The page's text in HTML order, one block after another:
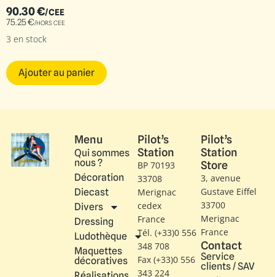
90.30€/CEE
75.25€/HORS CEE
3 en stock
Ajouter au panier
Menu
Qui sommes
nous ?
Décoration
Diecast
Divers
Dressing
Ludothèque
Maquettes
décoratives
Pilot’s
Station
BP 70193
33708
Merignac
cedex
France
Tél. (+33)0 556
348 708
Fax (+33)0 556
343 224
Pilot’s
Station
Store
3, avenue
Gustave Eiffel​
33700
Merignac
France
Contact
Service
clients / SAV